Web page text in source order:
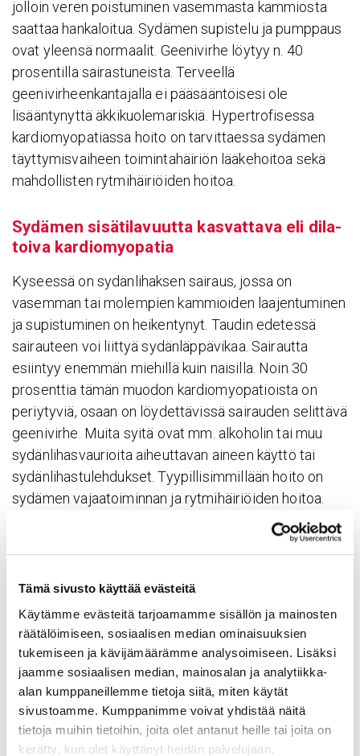
Tämä sivusto käyttää evästeitä
Käytämme evästeitä tarjoamamme sisällön ja mainosten
räätälöimiseen, sosiaalisen median ominaisuuksien
tukemiseen ja kävijämäärämme analysoimiseen. Lisäksi
jaamme sosiaalisen median, mainosalan ja analytiikka-
alan kumppaneillemme tietoja siitä, miten käytät
sivustoamme. Kumppanimme voivat yhdistää näitä
tietoja muihin tietoihin, joita olet antanut heille tai joita on
kerätty, kun olet käyttänyt heidän palvelujaan.
jolloin veren poistuminen vasemmasta kammiosta
saattaa hankaloitua. Sydämen supistelu ja pumppaus
ovat yleensä normaalit. Geenivirhe löytyy n. 40
prosentilla sairastuneista. Terveellä
geenivirheenkantajalla ei pääsääntöisesi ole
lisääntynyttä äkkikuolemariskiä. Hypertrofisessa
kardiomyopatiassa hoito on tarvittaessa sydämen
täyttymisvaiheen toimintahäiriön lääkehoitoa sekä
mahdollisten rytmihäiriöiden hoitoa.
Sydämen sisä­ti­la­vuutta kasvat­tava eli dila­
toiva kardio­my­opatia
Kyseessä on sydänlihaksen sairaus, jossa on
vasemman tai molempien kammioiden laajentuminen
ja supistuminen on heikentynyt. Taudin edetessä
sairauteen voi liittyä sydänläppävikaa. Sairautta
esiintyy enemmän miehillä kuin naisilla. Noin 30
prosenttia tämän muodon kardiomyopatioista on
periytyviä, osaan on löydettävissä sairauden selittävä
geenivirhe. Muita syitä ovat mm. alkoholin tai muu
sydänlihasvaurioita aiheuttavan aineen käyttö tai
sydänlihastulehdukset. Tyypillisimmillään hoito on
sydämen vajaatoiminnan ja rytmihäiriöiden hoitoa.
kardiomyopatian muoto, jossa sydämen vasemman
kammion sydänlihaksen kiinteytymisen ajatellaan
jääneen sikiöaikana alikehittyneeksi, jättäen
poikkeavan poimuisuuden vasemman kammion
seinämään. Sairaus altistaa sydämen vajaatoiminnalle
ja rytmihäiriöille, joihin hoito kohdistuu.
Oikean kammion arytmogeeninen kardiomyopatia